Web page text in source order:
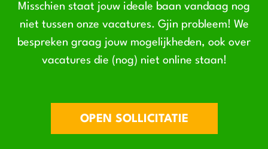
Misschien staat jouw ideale baan vandaag nog
niet tussen onze vacatures. Gjin probleem! We
bespreken graag jouw mogelijkheden, ook over
vacatures die (nog) niet online staan!
OPEN SOLLICITATIE